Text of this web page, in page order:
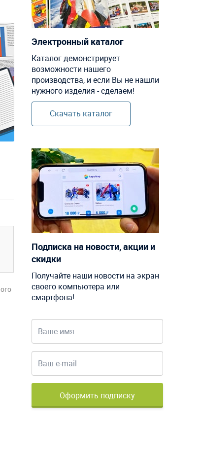
Электронный каталог
Каталог демонстрирует
возможности нашего
производства, и если Вы не нашли
нужного изделия - сделаем!
Скачать каталог
Подписка на новости, акции и
скидки
Получайте наши новости на экран
своего компьютера или
смартфона!
Оформить подписку